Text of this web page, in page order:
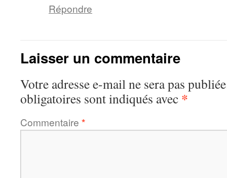
Répondre
Laisser un commentaire
Votre adresse e-mail ne sera pas
obligatoires sont indiqués avec *
Commentaire *